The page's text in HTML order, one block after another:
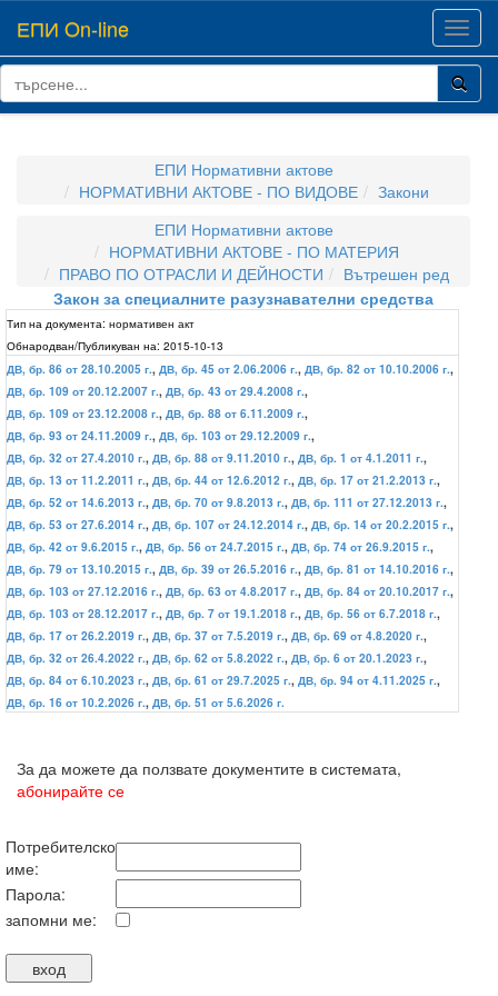
ЕПИ On-line
ЕПИ Нормативни актове
НОРМАТИВНИ АКТОВЕ - ПО ВИДОВЕ
Закони
ЕПИ Нормативни актове
НОРМАТИВНИ АКТОВЕ - ПО МАТЕРИЯ
ПРАВО ПО ОТРАСЛИ И ДЕЙНОСТИ
Вътрешен ред
Закон за специалните разузнавателни средства
Тип на документа: нормативен акт
Обнародван/Публикуван на: 2015-10-13
ДВ, бр. 86 от 28.10.2005 г., ДВ, бр. 45 от 2.06.2006 г., ДВ, бр. 82 от 10.10.2006 г.,
ДВ, бр. 109 от 20.12.2007 г., ДВ, бр. 43 от 29.4.2008 г.,
ДВ, бр. 109 от 23.12.2008 г., ДВ, бр. 88 от 6.11.2009 г.,
ДВ, бр. 93 от 24.11.2009 г., ДВ, бр. 103 от 29.12.2009 г.,
ДВ, бр. 32 от 27.4.2010 г., ДВ, бр. 88 от 9.11.2010 г., ДВ, бр. 1 от 4.1.2011 г.,
ДВ, бр. 13 от 11.2.2011 г., ДВ, бр. 44 от 12.6.2012 г., ДВ, бр. 17 от 21.2.2013 г.,
ДВ, бр. 52 от 14.6.2013 г., ДВ, бр. 70 от 9.8.2013 г., ДВ, бр. 111 от 27.12.2013 г.,
ДВ, бр. 53 от 27.6.2014 г., ДВ, бр. 107 от 24.12.2014 г., ДВ, бр. 14 от 20.2.2015 г.,
ДВ, бр. 42 от 9.6.2015 г., ДВ, бр. 56 от 24.7.2015 г., ДВ, бр. 74 от 26.9.2015 г.,
ДВ, бр. 79 от 13.10.2015 г., ДВ, бр. 39 от 26.5.2016 г., ДВ, бр. 81 от 14.10.2016 г.,
ДВ, бр. 103 от 27.12.2016 г., ДВ, бр. 63 от 4.8.2017 г., ДВ, бр. 84 от 20.10.2017 г.,
ДВ, бр. 103 от 28.12.2017 г., ДВ, бр. 7 от 19.1.2018 г., ДВ, бр. 56 от 6.7.2018 г.,
ДВ, бр. 17 от 26.2.2019 г., ДВ, бр. 37 от 7.5.2019 г., ДВ, бр. 69 от 4.8.2020 г.,
ДВ, бр. 32 от 26.4.2022 г., ДВ, бр. 62 от 5.8.2022 г., ДВ, бр. 6 от 20.1.2023 г.,
ДВ, бр. 84 от 6.10.2023 г., ДВ, бр. 61 от 29.7.2025 г., ДВ, бр. 94 от 4.11.2025 г.,
ДВ, бр. 16 от 10.2.2026 г., ДВ, бр. 51 от 5.6.2026 г.
За да можете да ползвате документите в системата,
абонирайте се
Потребителско
име:
Парола:
запомни ме: